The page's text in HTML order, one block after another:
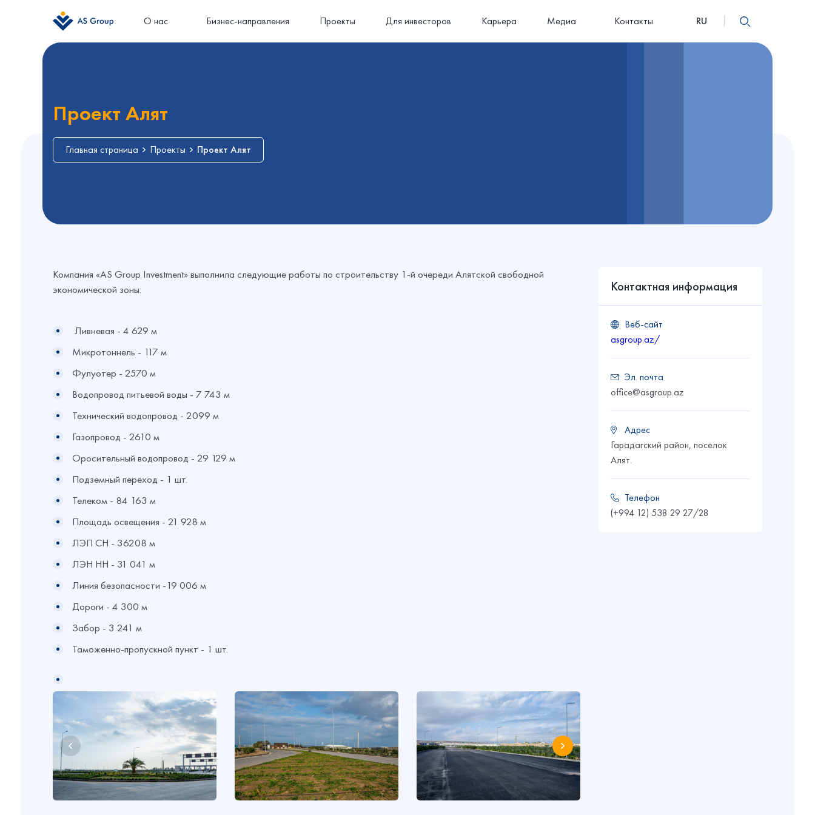
О нас Бизнес-направления Проекты Для инвесторов Карьера Медиа Контакты RU
Проект Алят
Главная страница Проекты Проект Алят
Компания «AS Group Investment» выполнила следующие работы по строительству 1-й очереди Алятской свободной
экономической зоны:
Ливневая - 4 629 м
Микротоннель - 117 м
Фулуотер - 2570 м
Водопровод питьевой воды - 7 743 м
Технический водопровод - 2099 м
Газопровод - 2610 м
Оросительный водопровод - 29 129 м
Подземный переход - 1 шт.
Телеком - 84 163 м
Площадь освещения - 21 928 м
ЛЭП СН - 36208 м
ЛЭН НН - 31 041 м
Линия безопасности -19 006 м
Дороги - 4 300 м
Забор - 3 241 м
Таможенно-пропускной пункт - 1 шт.
Контактная информация
Веб-сайт
asgroup.az/
Эл. почта
office@asgroup.az
Адрес
Гарадагский район, поселок
Алят.
Телефон
(+994 12) 538 29 27/28